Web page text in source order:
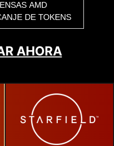
AMD
DE TOKENS
AHORA